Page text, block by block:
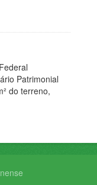
Patrimonial
do terreno,